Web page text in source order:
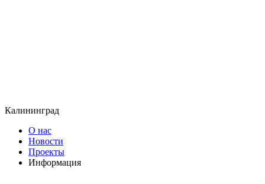
Калининград
О нас
Новости
Проекты
Информация